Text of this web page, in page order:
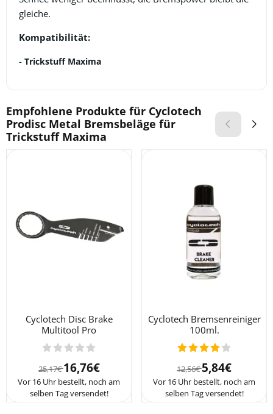
gleiche.
Kompatibilität:
- Trickstuff Maxima
Empfohlene Produkte für Cyclotech
Prodisc Metal Bremsbeläge für
Trickstuff Maxima
Cyclotech Disc Brake
Multitool Pro
Von 25,17 für 16,76
25,17€16,76€
Vor 16 Uhr bestellt, noch am
selben Tag versendet!
Cyclotech Bremsenreiniger
100ml.
Von 12,56 für
12,56€5,84€
Vor 16 Uhr bestellt, noch am
selben Tag versendet!